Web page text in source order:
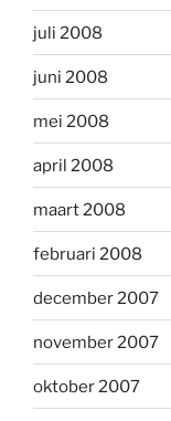
juli 2008
juni 2008
mei 2008
april 2008
maart 2008
februari 2008
december 2007
november 2007
oktober 2007